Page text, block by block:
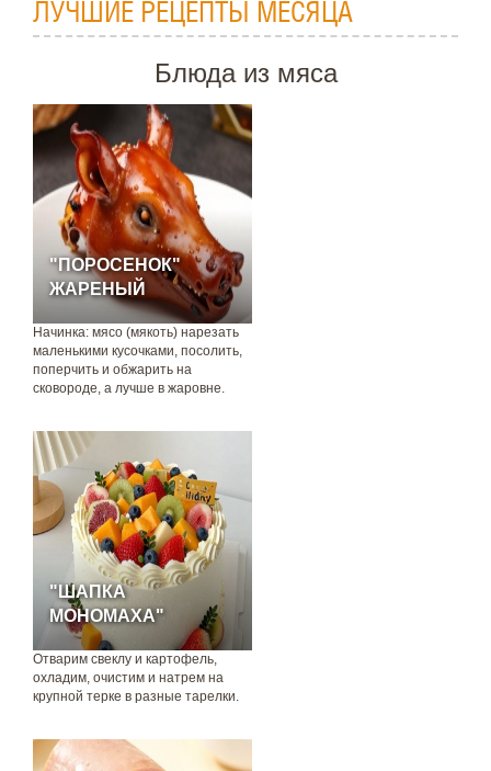
ЛУЧШИЕ РЕЦЕПТЫ МЕСЯЦА
Блюда из мяса
"ПОРОСЕНОК"
ЖАРЕНЫЙ
Начинка: мясо (мякоть) нарезать
маленькими кусочками, посолить,
поперчить и обжарить на
сковороде, а лучше в жаровне.
"ШАПКА
МОНОМАХА"
Отварим свеклу и картофель,
охладим, очистим и натрем на
крупной терке в разные тарелки.